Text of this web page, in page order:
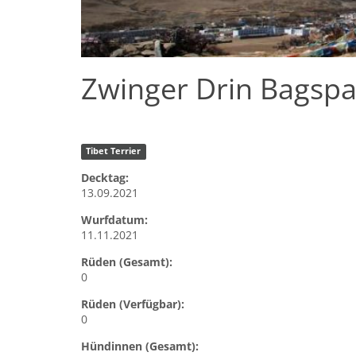
Zwinger Drin
Tibet Terrier
Decktag:
13.09.2021
Wurfdatum:
11.11.2021
Rüden (Gesamt):
0
Rüden (Verfügbar):
0
Hündinnen (Gesamt):